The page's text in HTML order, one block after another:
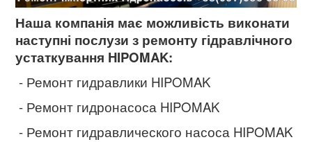
Наша компанія має можливість виконати
наступні послузи з ремонту гідравлічного
устаткування HIPOMAK:
- Ремонт гидравлики HIPOMAK
- Ремонт гидронасоса HIPOMAK
- Ремонт гидравлического насоса HIPOMAK